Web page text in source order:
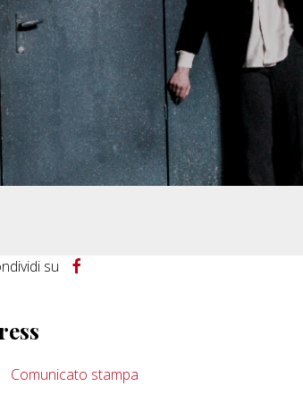
su
Comunicato stampa